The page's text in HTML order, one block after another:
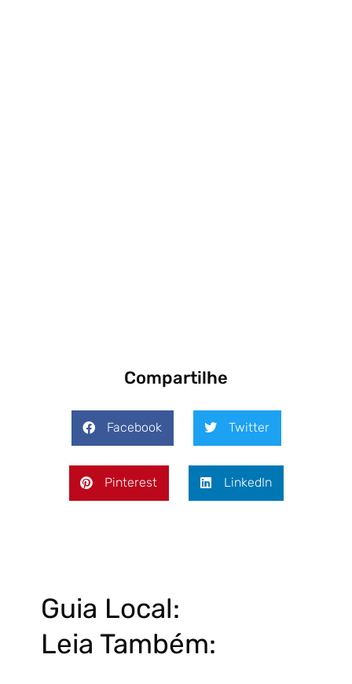
Compartilhe
Facebook Twitter
Pinterest LinkedIn
Guia Local:
Leia Também: